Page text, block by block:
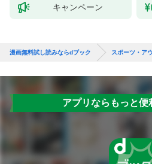
キャンペーン
漫画無料試し読みならdブック スポーツ・ア
アプリならもっと便